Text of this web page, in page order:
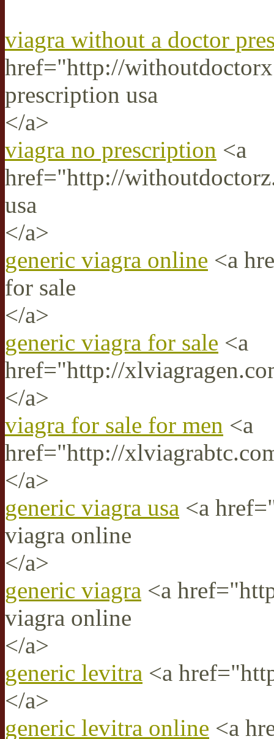
viagra without a doctor
href="http://
prescription usa
</a>
viagra no prescription <a
href="http://
usa
</a>
generic viagra online <a
for sale
</a>
generic viagra for sale <a
href="http://
</a>
viagra for sale for men <a
href="http://
</a>
generic viagra usa <a
viagra online
</a>
generic viagra <a
viagra online
</a>
generic levitra <a
</a>
generic levitra online <a